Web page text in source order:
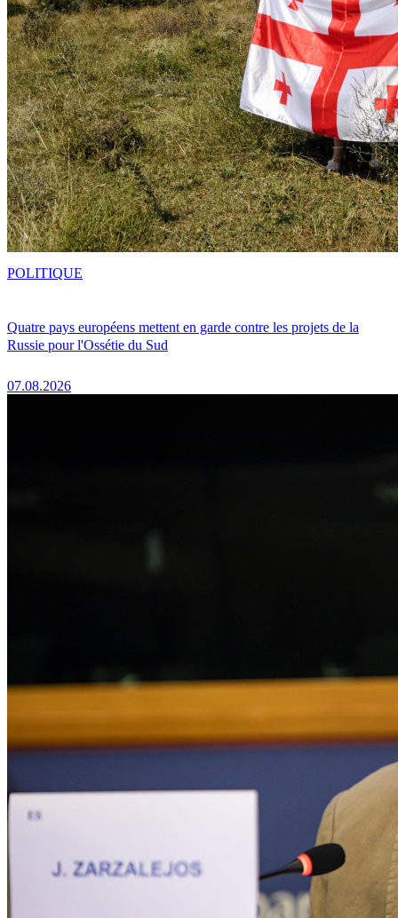
Quatre pays européens mettent en garde contre les projets de la
Russie pour l'Ossétie du Sud
07.08.2026
POLITIQUE